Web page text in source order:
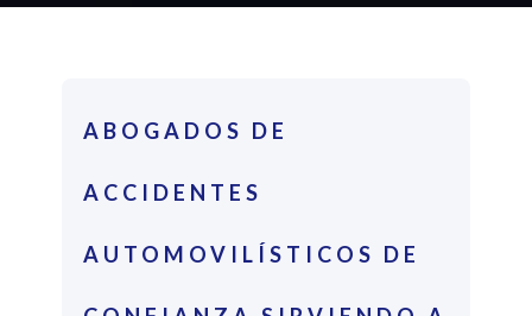
ABOGADOS DE
ACCIDENTES
AUTOMOVILÍSTICOS DE